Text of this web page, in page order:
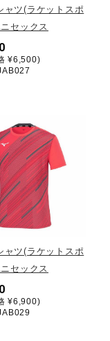
ャツ(ラケットスポ
セックス
¥6,500)
ャツ(ラケットスポ
セックス
¥6,900)